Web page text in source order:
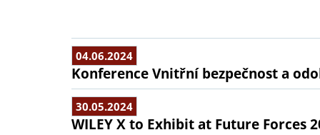
04.06.2024
Konference Vnitřní bezpečnost a
30.05.2024
WILEY X to Exhibit at Future Forces